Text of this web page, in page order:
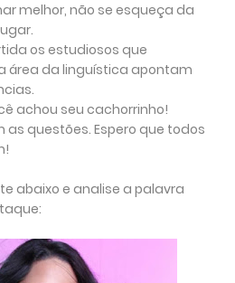
melhor, não se esqueça da
os estudiosos que
área da linguística apontam
achou seu cachorrinho!
as questões. Espero que todos
abaixo e analise a palavra